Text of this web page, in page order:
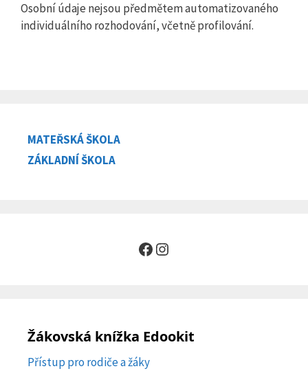
Osobní údaje nejsou předmětem automatizovaného
individuálního rozhodování, včetně profilování.
MATEŘSKÁ ŠKOLA
ZÁKLADNÍ ŠKOLA
Facebook
Instagram
Žákovská knížka Edookit
Přístup pro rodiče a žáky